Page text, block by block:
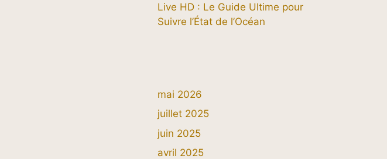
Live HD : Le Guide Ultime pour
Suivre l’État de l’Océan
mai 2026
juillet 2025
juin 2025
avril 2025